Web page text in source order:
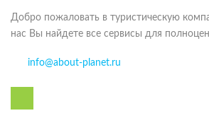
Добро пожаловать в туристическую
нас Вы найдете все сервисы для
info@about-planet.ru